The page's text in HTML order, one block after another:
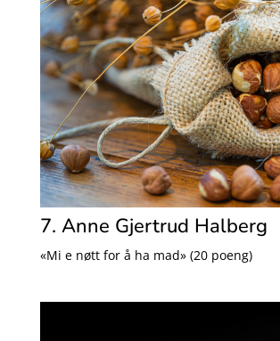
7. Anne Gjertrud Halberg
«Mi e nøtt for å ha mad» (20 poeng)